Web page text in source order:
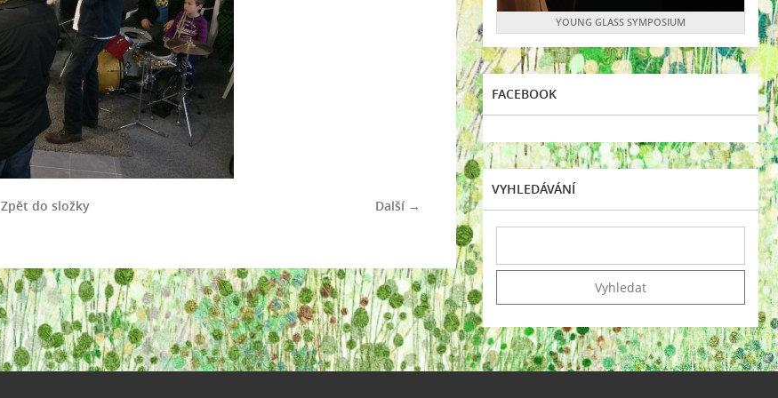
Další →
Zpět do složky
YOUNG GLASS SYMPOSIUM
FACEBOOK
VYHLEDÁVÁNÍ